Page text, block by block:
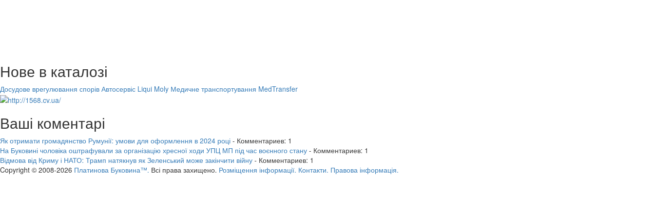
Нове в каталозі
Досудове врегулювання спорів Автосервіс Liqui Moly Медичне транспортування MedTransfer
Ваші коментарі
Як отримати громадянство Румунії: умови для оформлення в 2024 році - Комментариев: 1
На Буковині чоловіка оштрафували за організацію хресної ходи УПЦ МП під час воєнного стану - Комментариев: 1
Відмова від Криму і НАТО: Трамп натякнув як Зеленський може закінчити війну - Комментариев: 1
Copyright © 2008-2026 Платинова Буковина™. Всі права захищено. Розміщення інформації. Контакти. Правова інформація.